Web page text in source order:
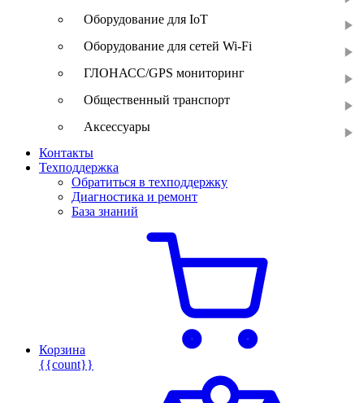
Оборудование для IoT
Оборудование для сетей Wi-Fi
ГЛОНАСС/GPS мониторинг
Общественный транспорт
Аксессуары
Контакты
Техподдержка
Обратиться в техподдержку
Диагностика и ремонт
База знаний
Корзина
{{count}}